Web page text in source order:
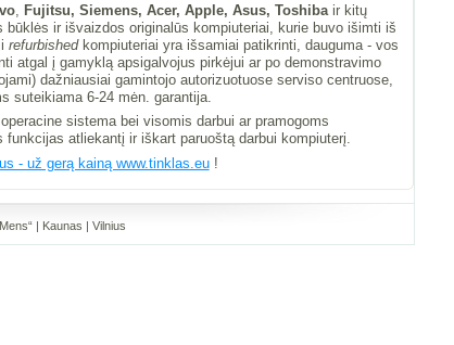
, Fujitsu, Siemens, Acer, Apple, Asus, Toshibair kitų
būklės ir išvaizdos originalūs kompiuteriai, kurie buvo išimti iš
refurbishedkompiuteriai yra išsamiai patikrinti, dauguma - vos
atgal į gamyklą apsigalvojus pirkėjui ar po demonstravimo
dažniausiai gamintojo autorizuotuose serviso centruose,
suteikiama 6-24 mėn. garantija.
sistema bei visomis darbui ar pramogoms
atliekantį ir iškart paruoštą darbui kompiuterį.
- už gerą kainą www.tinklas.eu!
| Kaunas | Vilnius